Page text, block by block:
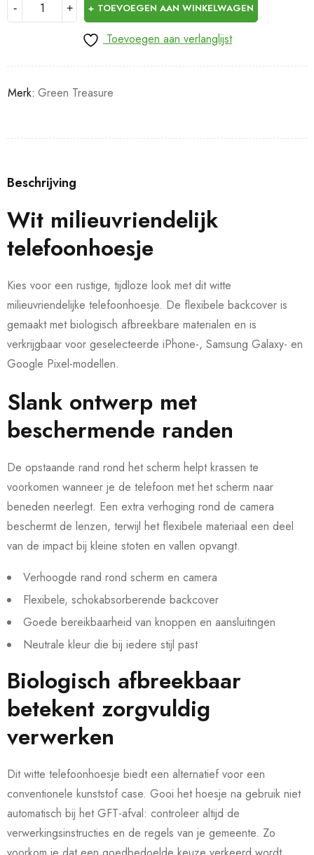
TOEVOEGEN AAN WINKELWAGEN
Toevoegen aan verlanglijst
Merk: Green Treasure
Beschrijving
Wit milieuvriendelijk
telefoonhoesje
Kies voor een rustige, tijdloze look met dit witte
milieuvriendelijke telefoonhoesje. De flexibele backcover is
gemaakt met biologisch afbreekbare materialen en is
verkrijgbaar voor geselecteerde iPhone-, Samsung Galaxy- en
Google Pixel-modellen.
Slank ontwerp met
beschermende randen
De opstaande rand rond het scherm helpt krassen te
voorkomen wanneer je de telefoon met het scherm naar
beneden neerlegt. Een extra verhoging rond de camera
beschermt de lenzen, terwijl het flexibele materiaal een deel
van de impact bij kleine stoten en vallen opvangt.
Verhoogde rand rond scherm en camera
Flexibele, schokabsorberende backcover
Goede bereikbaarheid van knoppen en aansluitingen
Neutrale kleur die bij iedere stijl past
Biologisch afbreekbaar
betekent zorgvuldig
verwerken
Dit witte telefoonhoesje biedt een alternatief voor een
conventionele kunststof case. Gooi het hoesje na gebruik niet
automatisch bij het GFT-afval: controleer altijd de
verwerkingsinstructies en de regels van je gemeente. Zo